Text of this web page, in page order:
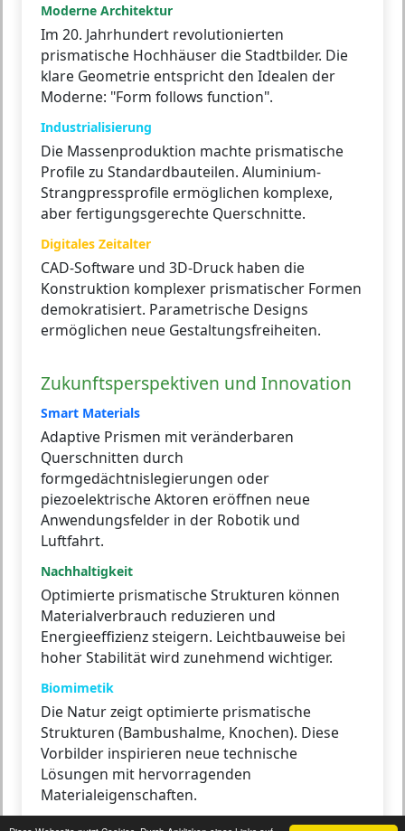
Moderne Architektur
Im 20. Jahrhundert revolutionierten
prismatische Hochhäuser die Stadtbilder. Die
klare Geometrie entspricht den Idealen der
Moderne: "Form follows function".
Industrialisierung
Die Massenproduktion machte prismatische
Profile zu Standardbauteilen. Aluminium-
Strangpressprofile ermöglichen komplexe,
aber fertigungsgerechte Querschnitte.
Digitales Zeitalter
CAD-Software und 3D-Druck haben die
Konstruktion komplexer prismatischer Formen
demokratisiert. Parametrische Designs
ermöglichen neue Gestaltungsfreiheiten.
Zukunftsperspektiven und Innovation
Smart Materials
Adaptive Prismen mit veränderbaren
Querschnitten durch
formgedächtnislegierungen oder
piezoelektrische Aktoren eröffnen neue
Anwendungsfelder in der Robotik und
Luftfahrt.
Nachhaltigkeit
Optimierte prismatische Strukturen können
Materialverbrauch reduzieren und
Energieeffizienz steigern. Leichtbauweise bei
hoher Stabilität wird zunehmend wichtiger.
Biomimetik
Die Natur zeigt optimierte prismatische
Strukturen (Bambushalme, Knochen). Diese
Vorbilder inspirieren neue technische
Lösungen mit hervorragenden
Materialeigenschaften.
Nanotechnologie